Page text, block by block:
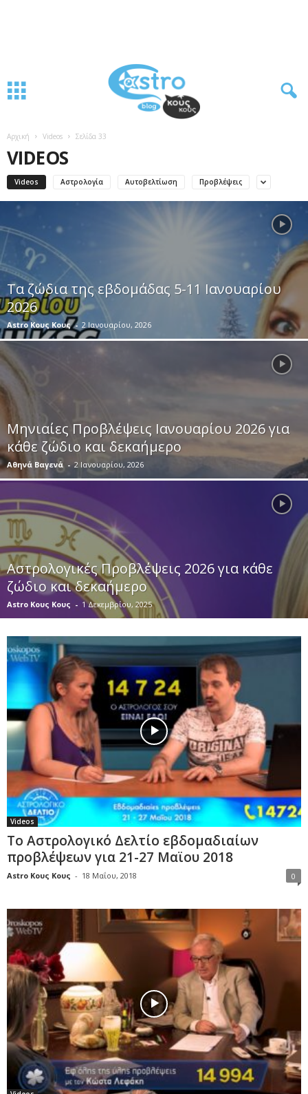
Αρχική Videos Σελίδα 33
VIDEOS
Videos Αστρολογία Αυτοβελτίωση Προβλέψεις
Τα ζώδια της εβδομάδας 5-11 Ιανουαρίου
2026
Astro Κους Κους - 2 Ιανουαρίου, 2026
Μηνιαίες Προβλέψεις Ιανουαρίου 2026 για
κάθε ζώδιο και δεκαήμερο
Αθηνά Βαγενά - 2 Ιανουαρίου, 2026
Αστρολογικές Προβλέψεις 2026 για κάθε
ζώδιο και δεκαήμερο
Astro Κους Κους - 1 Δεκεμβρίου, 2025
Videos
Το Αστρολογικό Δελτίο εβδομαδιαίων
προβλέψεων για 21-27 Μαϊου 2018
Astro Κους Κους - 18 Μαΐου, 2018 0